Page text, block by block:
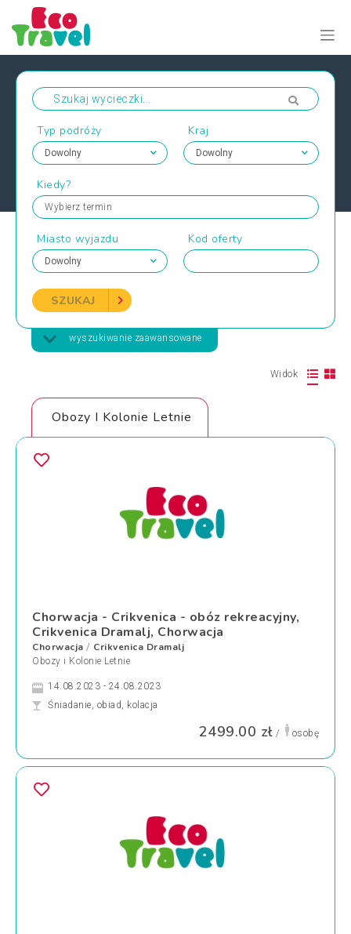
Typ podróży Kraj
Kiedy?
Wybierz termin
Miasto wyjazdu Kod oferty
SZUKAJ
wyszukiwanie zaawansowane
Widok
Obozy I Kolonie Letnie
Chorwacja - Crikvenica - obóz rekreacyjny,
Crikvenica Dramalj, Chorwacja
Chorwacja / Crikvenica Dramalj
Obozy i Kolonie Letnie
14.08.2023 - 24.08.2023
Śniadanie, obiad, kolacja
2499.00 zł / osobę